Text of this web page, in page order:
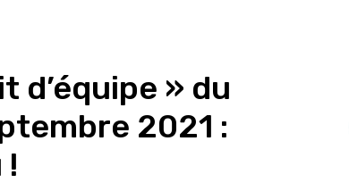
d’équipe » du
2021 :